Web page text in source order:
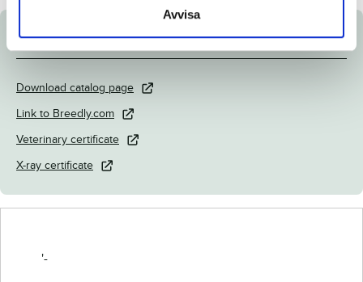
Avvisa
Documents
Download catalog page
Link to Breedly.com
Veterinary certificate
X-ray certificate
'-